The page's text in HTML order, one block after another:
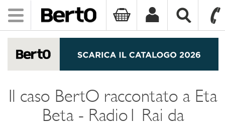
Toggle
navigation
Il caso BertO raccontato a Eta
Beta - Radio1 Rai da